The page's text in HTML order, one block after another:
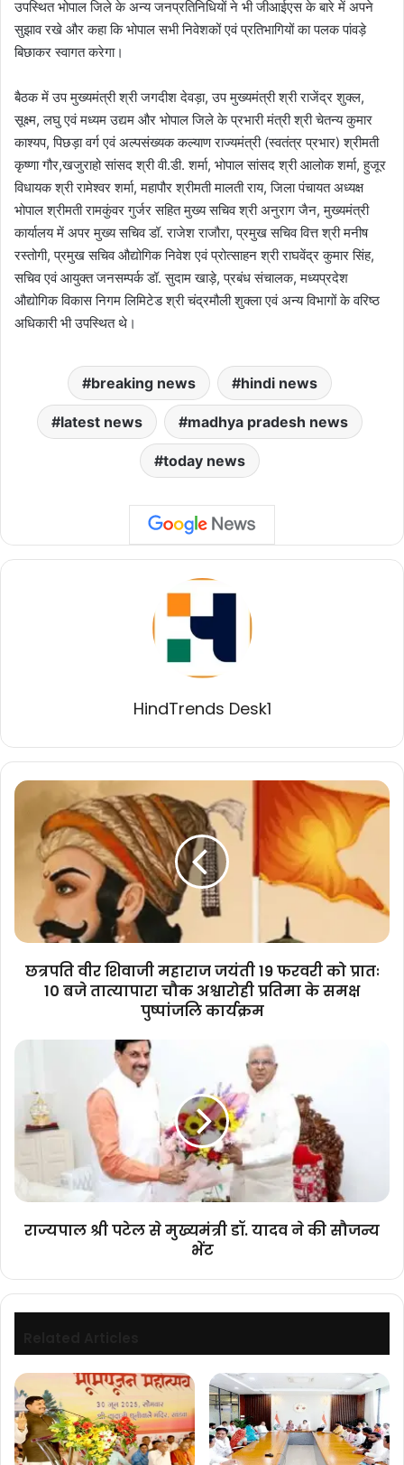
उपस्थित भोपाल जिले के अन्य जनप्रतिनिधियों ने भी जीआईएस के बारे में अपने
सुझाव रखे और कहा कि भोपाल सभी निवेशकों एवं प्रतिभागियों का पलक पांवड़े
बिछाकर स्वागत करेगा।
बैठक में उप मुख्यमंत्री श्री जगदीश देवड़ा, उप मुख्यमंत्री श्री राजेंद्र शुक्ल,
सूक्ष्म, लघु एवं मध्यम उद्यम और भोपाल जिले के प्रभारी मंत्री श्री चेतन्य कुमार
काश्यप, पिछड़ा वर्ग एवं अल्पसंख्यक कल्याण राज्यमंत्री (स्वतंत्र प्रभार) श्रीमती
कृष्णा गौर,खजुराहो सांसद श्री वी.डी. शर्मा, भोपाल सांसद श्री आलोक शर्मा, हुजूर
विधायक श्री रामेश्वर शर्मा, महापौर श्रीमती मालती राय, जिला पंचायत अध्यक्ष
भोपाल श्रीमती रामकुंवर गुर्जर सहित मुख्य सचिव श्री अनुराग जैन, मुख्यमंत्री
कार्यालय में अपर मुख्य सचिव डॉ. राजेश राजौरा, प्रमुख सचिव वित्त श्री मनीष
रस्तोगी, प्रमुख सचिव औद्योगिक निवेश एवं प्रोत्साहन श्री राघवेंद्र कुमार सिंह,
सचिव एवं आयुक्त जनसम्पर्क डॉ. सुदाम खाड़े, प्रबंध संचालक, मध्यप्रदेश
औद्योगिक विकास निगम लिमिटेड श्री चंद्रमौली शुक्ला एवं अन्य विभागों के वरिष्ठ
अधिकारी भी उपस्थित थे।
breaking news hindi news
latest news madhya pradesh news
today news
HindTrends Desk1
छत्रपति
शिवाजी
महाराज
फरवरी
प्रातः
बजे
तात्यापारा
समक्ष
पुष्पांजलि
कार्यक्रम
छत्रपति वीर शिवाजी महाराज जयंती 19 फरवरी को प्रातः
10 बजे तात्यापारा चौक अश्वारोही प्रतिमा के समक्ष
पुष्पांजलि कार्यक्रम
मुख्यमंत्री
यादव
की
भेंटराज्यपाल श्री पटेल से मुख्यमंत्री डॉ. यादव ने की सौजन्य
भेंट